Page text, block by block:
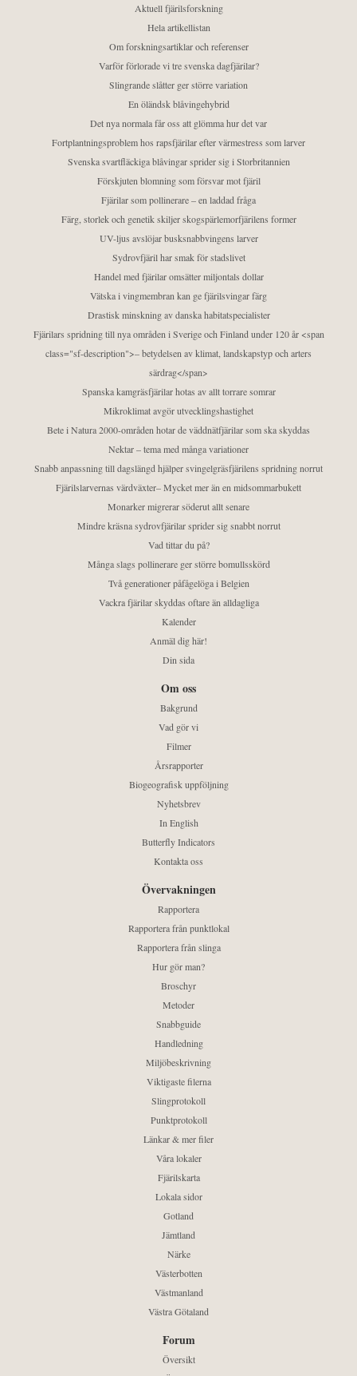
Aktuell fjärilsforskning
Hela artikellistan
Om forskningsartiklar och referenser
Varför förlorade vi tre svenska dagfjärilar?
Slingrande slåtter ger större variation
En öländsk blåvingehybrid
Det nya normala får oss att glömma hur det var
Fortplantningsproblem hos rapsfjärilar efter värmestress som larver
Svenska svartfläckiga blåvingar sprider sig i Storbritannien
Förskjuten blomning som försvar mot fjäril
Fjärilar som pollinerare – en laddad fråga
Färg, storlek och genetik skiljer skogspärlemorfjärilens former
UV-ljus avslöjar busksnabbvingens larver
Sydrovfjäril har smak för stadslivet
Handel med fjärilar omsätter miljontals dollar
Vätska i vingmembran kan ge fjärilsvingar färg
Drastisk minskning av danska habitatspecialister
Fjärilars spridning till nya områden i Sverige och Finland under 120 år <span
class="sf-description">– betydelsen av klimat, landskapstyp och arters
särdrag</span>
Spanska kamgräsfjärilar hotas av allt torrare somrar
Mikroklimat avgör utvecklingshastighet
Bete i Natura 2000-områden hotar de väddnätfjärilar som ska skyddas
Nektar – tema med många variationer
Snabb anpassning till dagslängd hjälper svingelgräsfjärilens spridning norrut
Fjärilslarvernas värdväxter– Mycket mer än en midsommarbukett
Monarker migrerar söderut allt senare
Mindre kräsna sydrovfjärilar sprider sig snabbt norrut
Vad tittar du på?
Många slags pollinerare ger större bomullsskörd
Två generationer påfågelöga i Belgien
Vackra fjärilar skyddas oftare än alldagliga
Kalender
Anmäl dig här!
Din sida
Om oss
Bakgrund
Vad gör vi
Filmer
Årsrapporter
Biogeografisk uppföljning
Nyhetsbrev
In English
Butterfly Indicators
Kontakta oss
Övervakningen
Rapportera
Rapportera från punktlokal
Rapportera från slinga
Hur gör man?
Broschyr
Metoder
Snabbguide
Handledning
Miljöbeskrivning
Viktigaste filerna
Slingprotokoll
Punktprotokoll
Länkar & mer filer
Våra lokaler
Fjärilskarta
Lokala sidor
Gotland
Jämtland
Närke
Västerbotten
Västmanland
Västra Götaland
Forum
Översikt